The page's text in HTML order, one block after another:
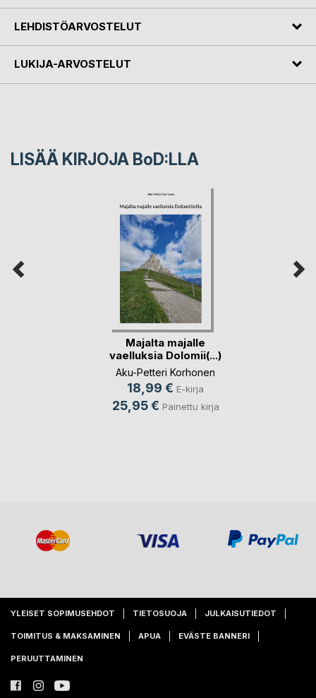
LEHDISTÖARVOSTELUT
LUKIJA-ARVOSTELUT
LISÄÄ KIRJOJA BoD:LLA
Majalta majalle
vaelluksia Dolomii(...)
Aku-Petteri Korhonen
18,99 € E-kirja
25,95 € Painettu kirja
YLEISET SOPIMUSEHDOT TIETOSUOJA JULKAISUTIEDOT
TOIMITUS & MAKSAMINEN APUA EVÄSTE BANNERI
PERUUTTAMINEN